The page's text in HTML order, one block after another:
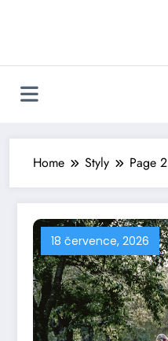
Home Styly Page 2
18 července, 2026